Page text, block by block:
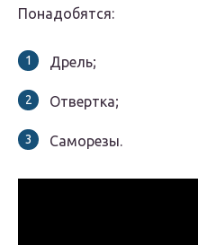
Понадобятся:
Дрель;
Отвертка;
Саморезы.